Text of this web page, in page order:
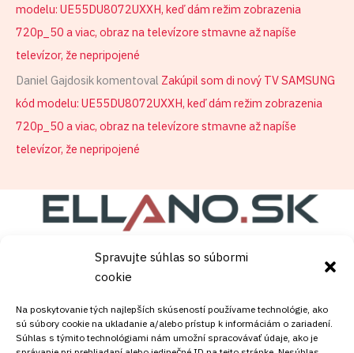
Spravujte súhlas so súbormi
cookie
Na poskytovanie tých najlepších skúseností používame technológie, ako
sú súbory cookie na ukladanie a/alebo prístup k informáciám o zariadení.
Súhlas s týmito technológiami nám umožní spracovávať údaje, ako je
modelu: UE55DU8072UXXH, keď dám režim zobrazenia
720p_50 a viac, obraz na televízore stmavne až napíše
televízor, že nepripojené
Daniel Gajdosikkomentoval Zakúpil som di nový TV SAMSUNG
kód modelu: UE55DU8072UXXH, keď dám režim zobrazenia
720p_50 a viac, obraz na televízore stmavne až napíše
televízor, že nepripojené
Copyright © [current_year]